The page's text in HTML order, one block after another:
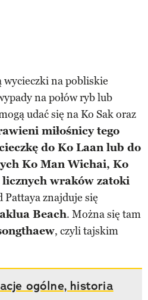
wycieczki na pobliskie
na połów ryb lub
udać się na Ko Sak oraz
miłośnicy tego
do Ko Laan lub do
Ko Man Wichai, Ko
licznych wraków zatoki
Pattaya znajduje się
Beach. Można się tam
, czyli tajskim
ogólne, historia